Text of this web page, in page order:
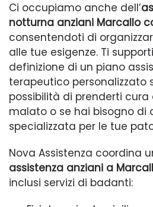
Ci occupiamo anche dell’
notturna anziani Marcallo
consentendoti di
alle tue esigenze. Ti
definizione di un piano
terapeutico personalizzato
possibilità di prenderti
malato o se hai bisogno di
specializzata per le tue
Nova Assistenza coordina
assistenza anziani a
inclusi servizi di badanti: